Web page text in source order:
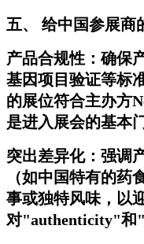
五、 给中国参展商
产品合规性：确保
基因项目验证等标
的展位符合主办方
是进入展会的基本
突出差异化：强调
（如中国特有的药
事或独特风味，以
对"authenticity"和"